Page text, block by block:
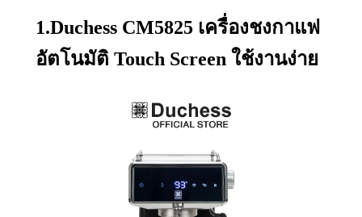
1.Duchess CM5825 เครื่องชงกาแฟ
อัตโนมัติ Touch Screen ใช้งานง่าย